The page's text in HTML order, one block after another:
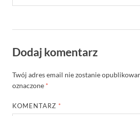
Dodaj komentarz
Twój adres email nie zostanie
oznaczone *
KOMENTARZ *